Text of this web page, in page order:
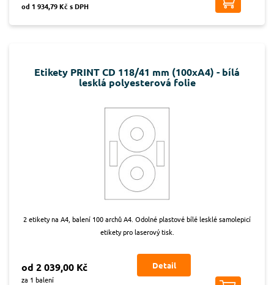
od 1 934,79 Kč s DPH
Etikety PRINT CD 118/41 mm (100xA4) - bílá
lesklá polyesterová folie
2 etikety na A4, balení 100 archů A4. Odolné plastové bílé lesklé samolepicí
etikety pro laserový tisk.
od 2 039,00 Kč
za 1 balení
Detail